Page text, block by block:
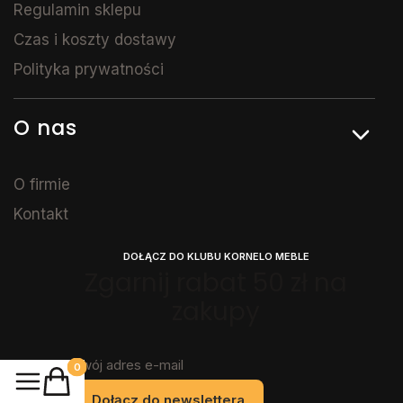
Regulamin sklepu
Czas i koszty dostawy
Polityka prywatności
O nas
O firmie
Kontakt
DOŁĄCZ DO KLUBU KORNELO MEBLE
Twój adres e-mail
Produkty w koszyku: 0. Zobacz szczegóły